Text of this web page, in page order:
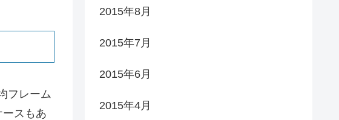
フレーム
スもあ
2015年8月
2015年7月
2015年6月
2015年4月